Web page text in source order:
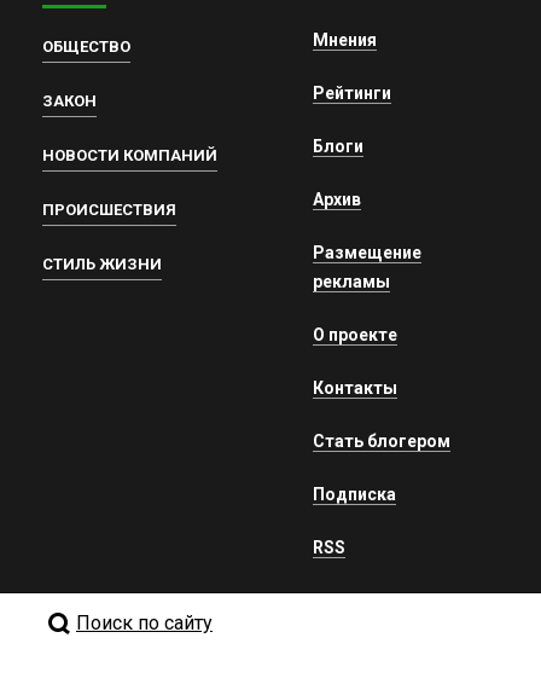
ОБЩЕСТВО
ЗАКОН
НОВОСТИ КОМПАНИЙ
ПРОИСШЕСТВИЯ
СТИЛЬ ЖИЗНИ
Мнения
Рейтинги
Блоги
Архив
Размещение
рекламы
О проекте
Контакты
Стать блогером
Подписка
RSS
Поиск по сайту